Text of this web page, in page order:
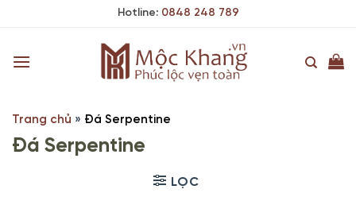
Hotline: 0848 248 789
Trang chủ » Đá Serpentine
Đá Serpentine
LỌC